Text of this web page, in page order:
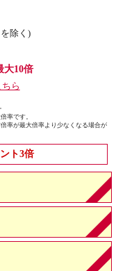
除く)
大10倍
ら
率です。
率が最大倍率より少なくなる場合が
ト3倍